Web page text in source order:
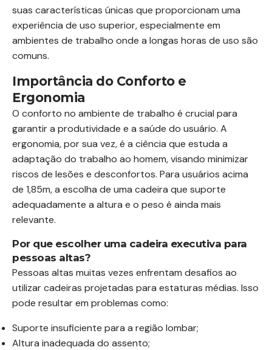
suas características únicas que proporcionam uma
experiência de uso superior, especialmente em
ambientes de trabalho onde a longas horas de uso são
comuns.
Importância do Conforto e
Ergonomia
O conforto no ambiente de trabalho é crucial para
garantir a produtividade e a saúde do usuário. A
ergonomia, por sua vez, é a ciência que estuda a
adaptação do trabalho ao homem, visando minimizar
riscos de lesões e desconfortos. Para usuários acima
de 1,85m, a escolha de uma cadeira que suporte
adequadamente a altura e o peso é ainda mais
relevante.
Por que escolher uma cadeira executiva para
pessoas altas?
Pessoas altas muitas vezes enfrentam desafios ao
utilizar cadeiras projetadas para estaturas médias. Isso
pode resultar em problemas como:
Suporte insuficiente para a região lombar;
Altura inadequada do assento;